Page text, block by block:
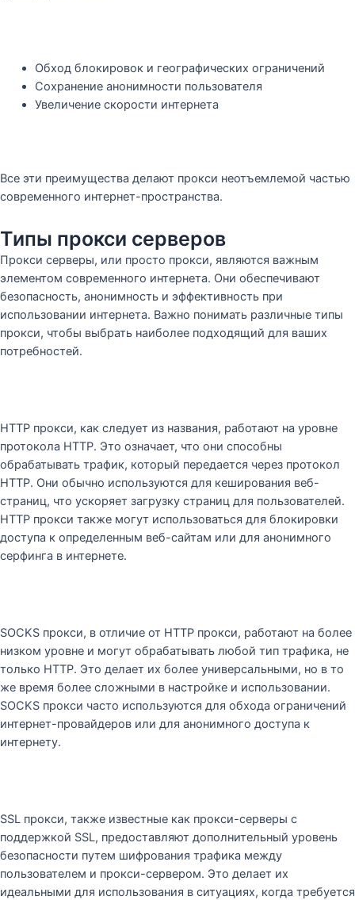
Обход блокировок и географических ограничений
Сохранение анонимности пользователя
Увеличение скорости интернета
Все эти преимущества делают прокси неотъемлемой частью
современного интернет-пространства.
Типы прокси серверов
Прокси серверы, или просто прокси, являются важным
элементом современного интернета. Они обеспечивают
безопасность, анонимность и эффективность при
использовании интернета. Важно понимать различные типы
прокси, чтобы выбрать наиболее подходящий для ваших
потребностей.
HTTP прокси, как следует из названия, работают на уровне
протокола HTTP. Это означает, что они способны
обрабатывать трафик, который передается через протокол
HTTP. Они обычно используются для кеширования веб-
страниц, что ускоряет загрузку страниц для пользователей.
HTTP прокси также могут использоваться для блокировки
доступа к определенным веб-сайтам или для анонимного
серфинга в интернете.
SOCKS прокси, в отличие от HTTP прокси, работают на более
низком уровне и могут обрабатывать любой тип трафика, не
только HTTP. Это делает их более универсальными, но в то
же время более сложными в настройке и использовании.
SOCKS прокси часто используются для обхода ограничений
интернет-провайдеров или для анонимного доступа к
интернету.
SSL прокси, также известные как прокси-серверы с
поддержкой SSL, предоставляют дополнительный уровень
безопасности путем шифрования трафика между
пользователем и прокси-сервером. Это делает их
идеальными для использования в ситуациях, когда требуется